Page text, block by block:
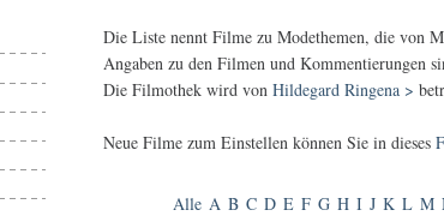
Die Liste nennt Filme zu Modethemen, die von
Angaben zu den Filmen und Kommentierungen
Die Filmothek wird vonHildegard Ringena >
Neue Filme zum Einstellen können Sie in dieses
Alle A B C D E F G H I J K L M